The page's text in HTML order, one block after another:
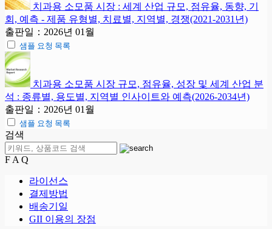
치과용 소모품 시장 : 세계 산업 규모, 점유율, 동향, 기
회, 예측 - 제품 유형별, 치료별, 지역별, 경쟁(2021-2031년)
출판일：2026년 01월
샘플 요청 목록
치과용 소모품 시장 규모, 점유율, 성장 및 세계 산업 분
석 : 종류별, 용도별, 지역별 인사이트와 예측(2026-2034년)
출판일：2026년 01월
샘플 요청 목록
검색
F A Q
라이선스
결제방법
배송기일
GII 이용의 장점